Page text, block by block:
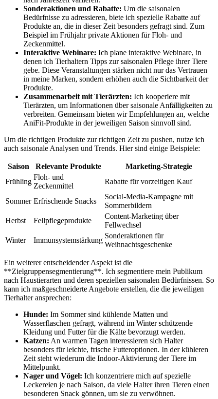
Sonderaktionen und Rabatte: Um die saisonalen
Bedürfnisse zu adressieren, biete ich spezielle Rabatte auf
Produkte an, die in dieser Zeit besonders gefragt sind. Zum
Beispiel im Frühjahr private Aktionen für Floh- und
Zeckenmittel.
Interaktive ⁢Webinare: Ich ‍plane interaktive Webinare, in
denen ich Tierhaltern Tipps zur saisonalen Pflege ihrer Tiere
gebe. Diese Veranstaltungen stärken nicht nur das Vertrauen
in meine Marken, sondern erhöhen ‍auch die Sichtbarkeit der
Produkte.
Zusammenarbeit ⁢mit Tierärzten: Ich⁤ kooperiere mit
Tierärzten, um Informationen über saisonale Anfälligkeiten zu
verbreiten. Gemeinsam bieten wir Empfehlungen an, welche
AniFit-Produkte in der jeweiligen Saison⁤ sinnvoll sind.
Um die ‌richtigen Produkte zur richtigen Zeit zu pushen,‍ nutze ich
auch saisonale Analysen und Trends. Hier sind einige Beispiele:
Saison Relevante Produkte
Marketing-Strategie
Frühling
Floh- und
Zeckenmittel
Rabatte für vorzeitigen Kauf
Sommer Erfrischende Snacks
Social-Media-Kampagne mit ​
Sommerbildern
Herbst
Fellpflegeprodukte
Content-Marketing über
Fellwechsel
Winter
Immunsystemstärkung
Sonderaktionen ‍für
Weihnachtsgeschenke
Ein ‍weiterer entscheidender Aspekt ist die
**Zielgruppensegmentierung**. Ich segmentiere mein Publikum
nach Haustierarten und deren speziellen saisonalen Bedürfnissen. So
kann ich maßgeschneiderte Angebote erstellen, die die jeweiligen
Tierhalter ansprechen:
Hunde: Im Sommer sind kühlende Matten und
Wasserflaschen gefragt, während im Winter ⁣schützende
Kleidung und Futter für die Kälte bevorzugt werden.
Katzen: An ​warmen Tagen interessieren sich Halter
besonders für leichte, frische ⁢Futteroptionen. In der ​kühleren
Zeit steht wiederum die Indoor-Aktivierung der Tiere im
Mittelpunkt.
Nager und Vögel: Ich konzentriere mich auf spezielle
Leckereien ‌je nach Saison, da viele Halter ihren Tieren einen
besonderen Snack gönnen,⁤ um sie zu ‌verwöhnen.